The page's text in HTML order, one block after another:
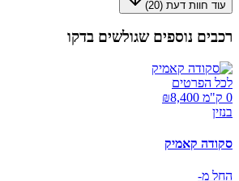
עוד חוות דעת (20
)
רכבים נוספים שגולשים בדקו
לכל הפרטים
0 ק"מ ₪
8,400
בנזין
סקודה קאמיק
החל מ-